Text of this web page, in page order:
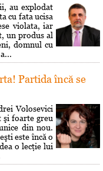
au explodat
cu fata ucisa
violata, iar
un produs al
domnul cu
Partida încă se
Volosevici
şi foarte greu
din nou.
este încă o
o lecţie lui